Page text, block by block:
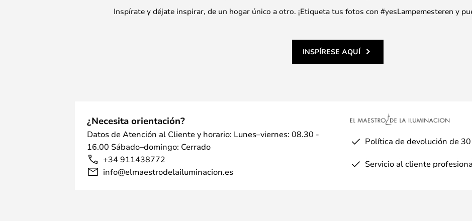
Inspírate y déjate inspirar, de un hogar único a otro. ¡Etiqueta tus fotos con #yesLampemesteren y
INSPÍRESE AQUÍ
¿Necesita orientación?
Datos de Atención al Cliente y horario: Lunes–viernes: 08.30 -
16.00 Sábado–domingo: Cerrado
+34 911438772
info@elmaestrodelailuminacion.es
Política de devolución de
Servicio al cliente